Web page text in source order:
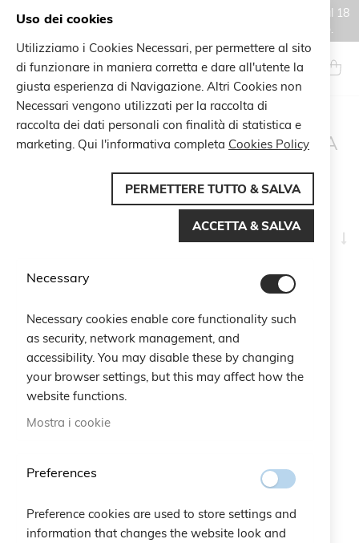
Gli ordini effettuati durante il periodo di chiusura estiva, dal 6 al 18
agosto, saranno processati e spediti a partire dal 19 agosto.
Salta
al
contenuto
Search
RISULTATI DI RICERCA
SCOPRIRE'
elementi
Zodiaco+ariete
Zodiaco ariete/
zodiaco perch
zodiaco perla
zodiaco pesca
Uso dei cookies
Utilizziamo i Cookies Necessari, per permettere al sito
di funzionare in maniera corretta e dare all'utente la
giusta esperienza di Navigazione. Altri Cookies non
Necessari vengono utilizzati per la raccolta di
raccolta dei dati personali con finalità di statistica e
marketing. Qui l'informativa completa Cookies Policy
PERMETTERE TUTTO & SALVA
ACCETTA & SALVA
Necessary
Necessary cookies enable core functionality such
as security, network management, and
accessibility. You may disable these by changing
your browser settings, but this may affect how the
website functions.
Mostra i cookie
Preferences
Preference cookies are used to store settings and
information that changes the website look and